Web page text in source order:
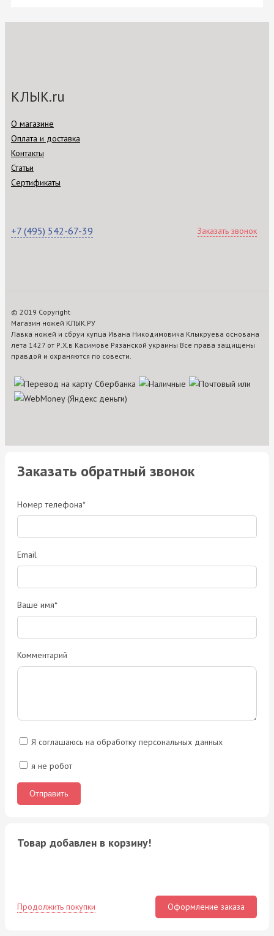
КЛЫК.ru
О магазине
Оплата и доставка
Контакты
Статьи
Сертификаты
+7 (495) 542-67-39 Заказать звонок
© 2019 Copyright
Магазин ножей КЛЫК.РУ
Лавка ножей и сбруи купца Ивана Никодимовича Клыкруева основана
лета 1427 от Р.Х.в Касимове Рязанской украины Все права защищены
правдой и охраняются по совести.
Заказать обратный звонок
Номер телефона*
Email
Ваше имя*
Комментарий
Я соглашаюсь на обработку персональных данных
я не робот
Товар добавлен в корзину!
Продолжить покупки Оформление заказа